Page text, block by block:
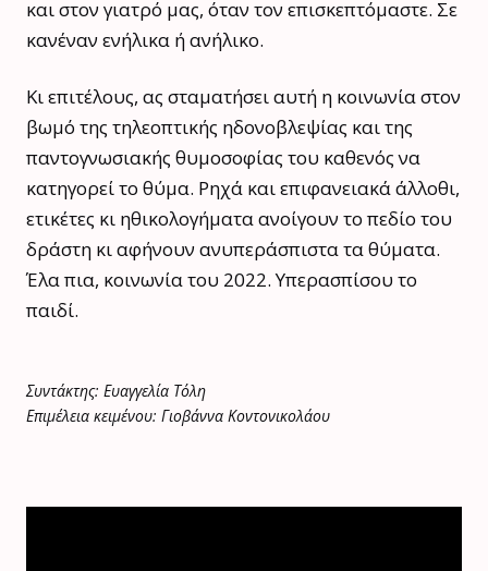
και στον γιατρό μας, όταν τον επισκεπτόμαστε. Σε
κανέναν ενήλικα ή ανήλικο.
Κι επιτέλους, ας σταματήσει αυτή η κοινωνία στον
βωμό της τηλεοπτικής ηδονοβλεψίας και της
παντογνωσιακής θυμοσοφίας του καθενός να
κατηγορεί το θύμα. Ρηχά και επιφανειακά άλλοθι,
ετικέτες κι ηθικολογήματα ανοίγουν το πεδίο του
δράστη κι αφήνουν ανυπεράσπιστα τα θύματα.
Έλα πια, κοινωνία του 2022. Υπερασπίσου το
παιδί.
Συντάκτης: Ευαγγελία Τόλη
Επιμέλεια κειμένου: Γιοβάννα Κοντονικολάου